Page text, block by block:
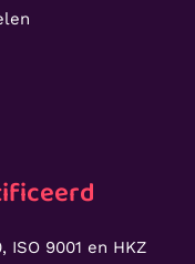
ISO 9001 en HKZ